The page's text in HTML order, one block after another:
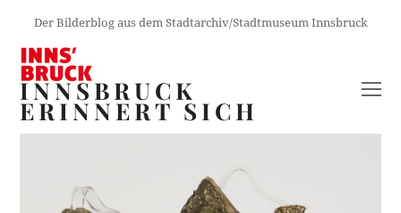
Der Bilderblog aus dem Stadtarchiv/Stadtmuseum Innsbruck
INNSBRUCK
ERINNERT SICH